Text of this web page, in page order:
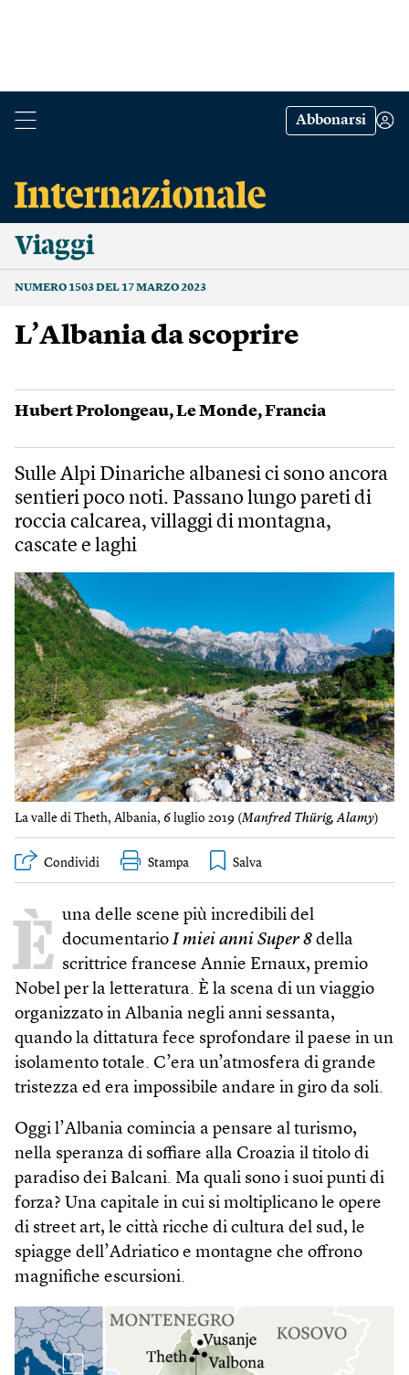
Abbonarsi
Viaggi
NUMERO 1503 DEL 17 MARZO 2023
L’Albania da scoprire
Hubert Prolongeau,Le Monde,Francia
Sulle Alpi Dinariche albanesi ci sono ancora
sentieri poco noti. Passano lungo pareti di
roccia calcarea, villaggi di montagna,
cascate e laghi
La valle di Theth, Albania, 6 luglio 2019 (Manfred Thürig, Alamy)
Condividi Stampa
È una delle scene più incredibili del
documentario I miei anni Super 8 della
scrittrice francese Annie Ernaux, premio
Nobel per la letteratura. È la scena di un viaggio
organizzato in Albania negli anni sessanta,
quando la dittatura fece sprofondare il paese in un
isolamento totale. C’era un’atmosfera di grande
tristezza ed era impossibile andare in giro da soli.
Oggi l’Albania comincia a pensare al turismo,
nella speranza di soffiare alla Croazia il titolo di
paradiso dei Balcani. Ma quali sono i suoi punti di
forza? Una capitale in cui si moltiplicano le opere
di street art, le città ricche di cultura del sud, le
spiagge dell’Adriatico e montagne che offrono
magnifiche escursioni.